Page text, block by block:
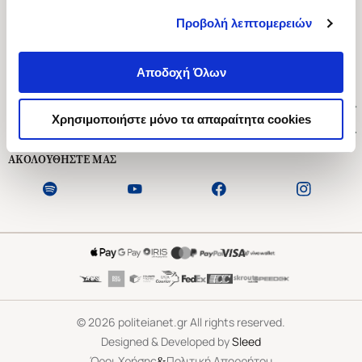
Προβολή λεπτομερειών
Αποδοχή Όλων
Χρησιμοποιήστε μόνο τα απαραίτητα cookies
Ασκληπιού 1-3, Αθήνα 106 79
Δευτέρα - Παρασκευή 09:00-21:00
Εξυπηρέτηση Πελατών
ΑΚΟΛΟΥΘΗΣΤΕ ΜΑΣ
©2026 politeianet.gr All rights reserved.
Designed & Developed bySleed